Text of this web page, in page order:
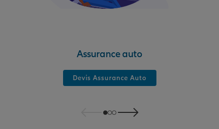
Assurance auto
Devis Assurance Auto